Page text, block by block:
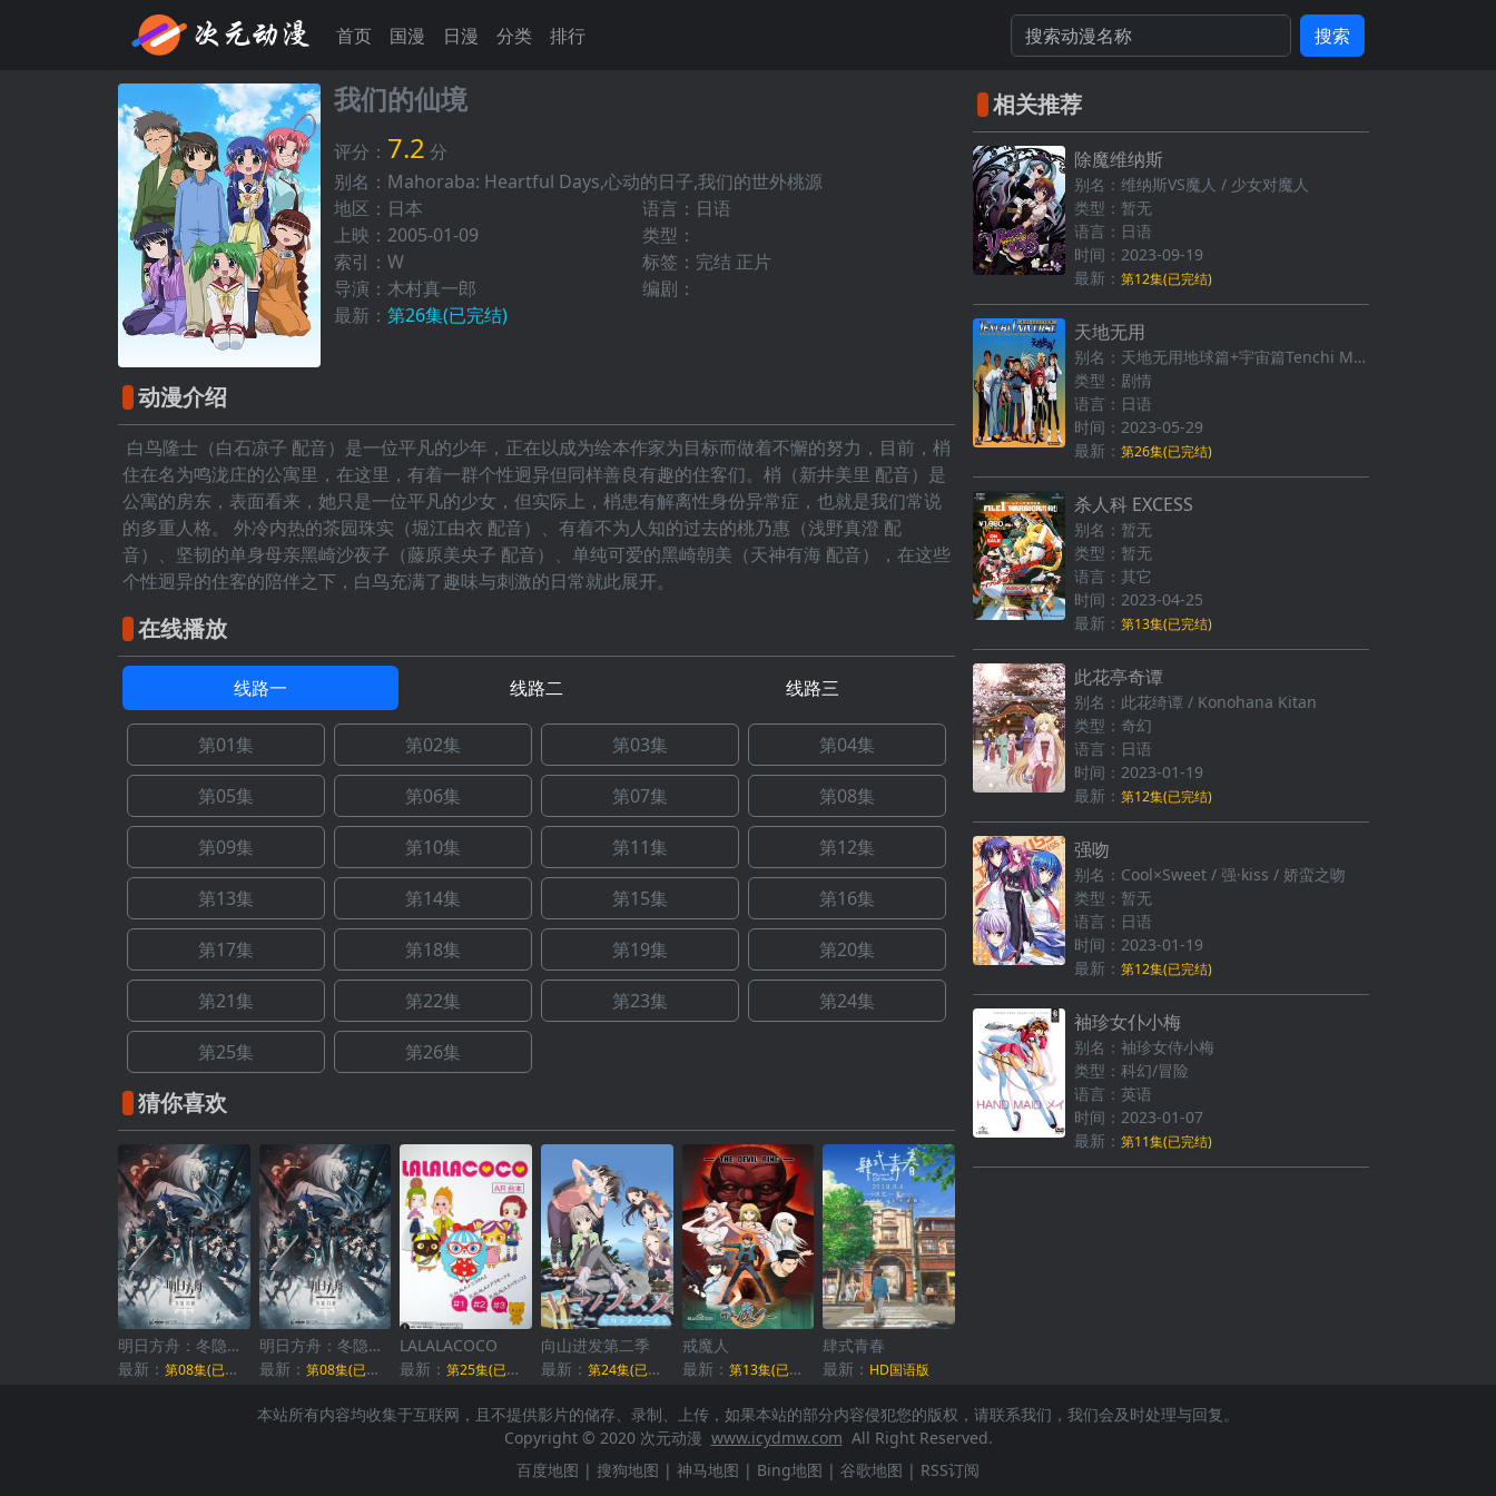
首页 国漫 日漫 分类 排行 搜索
我们的仙境
评分： 7.2 分
别名：Mahoraba: Heartful Days,心动的日子,我们的世外桃源
地区：日本
语言：日语
上映：2005-01-09
类型：
索引：W
标签：完结 正片
导演：木村真一郎
编剧：
最新： 第26集(已完结)
动漫介绍
白鸟隆士（白石凉子 配音）是一位平凡的少年，正在以成为绘本作家为目标而做着不懈的努力，目前，梢
住在名为鸣泷庄的公寓里，在这里，有着一群个性迥异但同样善良有趣的住客们。梢（新井美里 配音）是
公寓的房东，表面看来，她只是一位平凡的少女，但实际上，梢患有解离性身份异常症，也就是我们常说
的多重人格。 外冷内热的茶园珠实（堀江由衣 配音）、有着不为人知的过去的桃乃惠（浅野真澄 配
音）、坚韧的单身母亲黑崎沙夜子（藤原美央子 配音）、单纯可爱的黑崎朝美（天神有海 配音），在这些
个性迥异的住客的陪伴之下，白鸟充满了趣味与刺激的日常就此展开。
在线播放
线路一 线路二 线路三
第01集 第02集 第03集 第04集
第05集 第06集 第07集 第08集
第09集 第10集 第11集 第12集
第13集 第14集 第15集 第16集
第17集 第18集 第19集 第20集
第21集 第22集 第23集 第24集
第25集 第26集
猜你喜欢
明日方舟：冬隐归路国语
最新： 第08集(已完结)
明日方舟：冬隐归路日语
最新： 第08集(已完结)
LALALACOCO
最新：第25集(已完结)
向山进发第二季
最新： 第24集(已完结)
戒魔人
最新： 第13集(已完结)
肆式青春
最新： HD国语版
相关推荐
除魔维纳斯
别名：维纳斯VS魔人 / 少女对魔人
类型：暂无
语言：日语
时间：2023-09-19
最新： 第12集(已完结)
天地无用
别名：天地无用地球篇+宇宙篇Tenchi Muyo / 天地无用第一部TV版 / 天地无用(第一部TV版)
类型：剧情
语言：日语
时间：2023-05-29
最新： 第26集(已完结)
杀人科 EXCESS
别名：暂无
类型：暂无
语言：其它
时间：2023-04-25
最新： 第13集(已完结)
此花亭奇谭
别名：此花绮谭 / Konohana Kitan
类型：奇幻
语言：日语
时间：2023-01-19
最新： 第12集(已完结)
强吻
别名：Cool×Sweet / 强·kiss / 娇蛮之吻
类型：暂无
语言：日语
时间：2023-01-19
最新： 第12集(已完结)
袖珍女仆小梅
别名：袖珍女侍小梅
类型：科幻/冒险
语言：英语
时间：2023-01-07
最新： 第11集(已完结)
本站所有内容均收集于互联网，且不提供影片的储存、录制、上传，如果本站的部分内容侵犯您的版权，请联系我们，我们会及时处理与回复。
Copyright © 2020 次元动漫 www.icydmw.com All Right Reserved.
百度地图 | 搜狗地图 | 神马地图 | Bing地图 | 谷歌地图 | RSS订阅